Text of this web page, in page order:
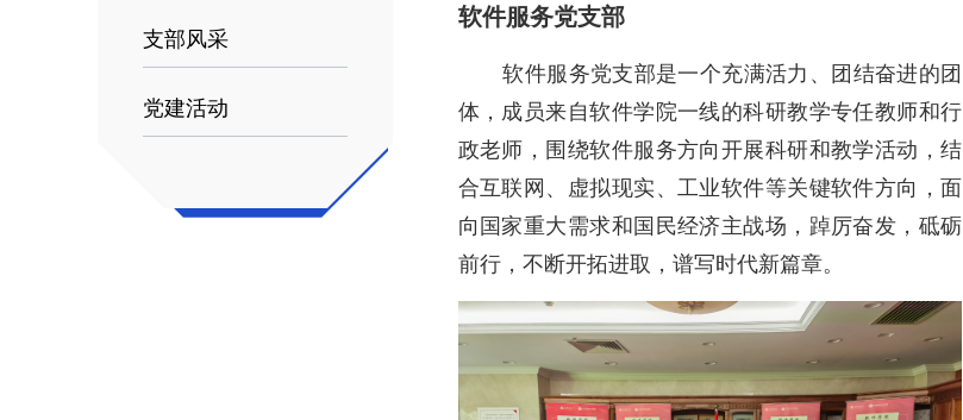
支部风采
党建活动
软件服务党支部
软件服务党支部是一个充满活力、团结奋进的团
体，成员来自软件学院一线的科研教学专任教师和行
政老师，围绕软件服务方向开展科研和教学活动，结
合互联网、虚拟现实、工业软件等关键软件方向，面
向国家重大需求和国民经济主战场，踔厉奋发，砥砺
前行，不断开拓进取，谱写时代新篇章。